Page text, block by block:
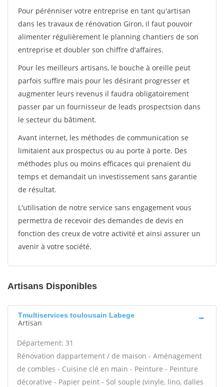
Pour pérénniser votre entreprise en tant qu'artisan
dans les travaux de rénovation Giron, il faut pouvoir
alimenter régulièrement le planning chantiers de son
entreprise et doubler son chiffre d'affaires.
Pour les meilleurs artisans, le bouche à oreille peut
parfois suffire mais pour les désirant progresser et
augmenter leurs revenus il faudra obligatoirement
passer par un fournisseur de leads prospectsion dans
le secteur du bâtiment.
Avant internet, les méthodes de communication se
limitaient aux prospectus ou au porte à porte. Des
méthodes plus ou moins efficaces qui prenaient du
temps et demandait un investissement sans garantie
de résultat.
L'utilisation de notre service sans engagement vous
permettra de recevoir des demandes de devis en
fonction des creux de votre activité et ainsi assurer un
avenir à votre société.
Artisans Disponibles
Tmultiservices toulousain Labege
Artisan
Département: 31
Rénovation dappartement / de maison - Aménagement
de combles - Cuisine clé en main - Peinture - Peinture
décorative - Papier peint - Sol souple (vinyle, lino, dalles